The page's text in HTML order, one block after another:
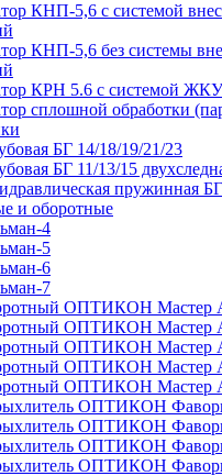
КНП-5,6 с системой
КНП-5,6 без системы
КРН 5.6 с системой ЖКУ
сплошной обработки
БГ 14/18/19/21/23
БГ 11/13/15
пружинная
и оборотные
4
5
6
7
ОПТИКОН Мастер
ОПТИКОН Мастер
ОПТИКОН Мастер
ОПТИКОН Мастер
ОПТИКОН Мастер
ОПТИКОН
ОПТИКОН
ОПТИКОН
ОПТИКОН